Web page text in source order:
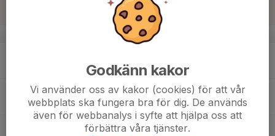
v.34
Godkänn kakor
Vi använder oss av kakor (cookies) för att vår
webbplats ska fungera bra för dig. De används
även för webbanalys i syfte att hjälpa oss att
förbättra våra tjänster.